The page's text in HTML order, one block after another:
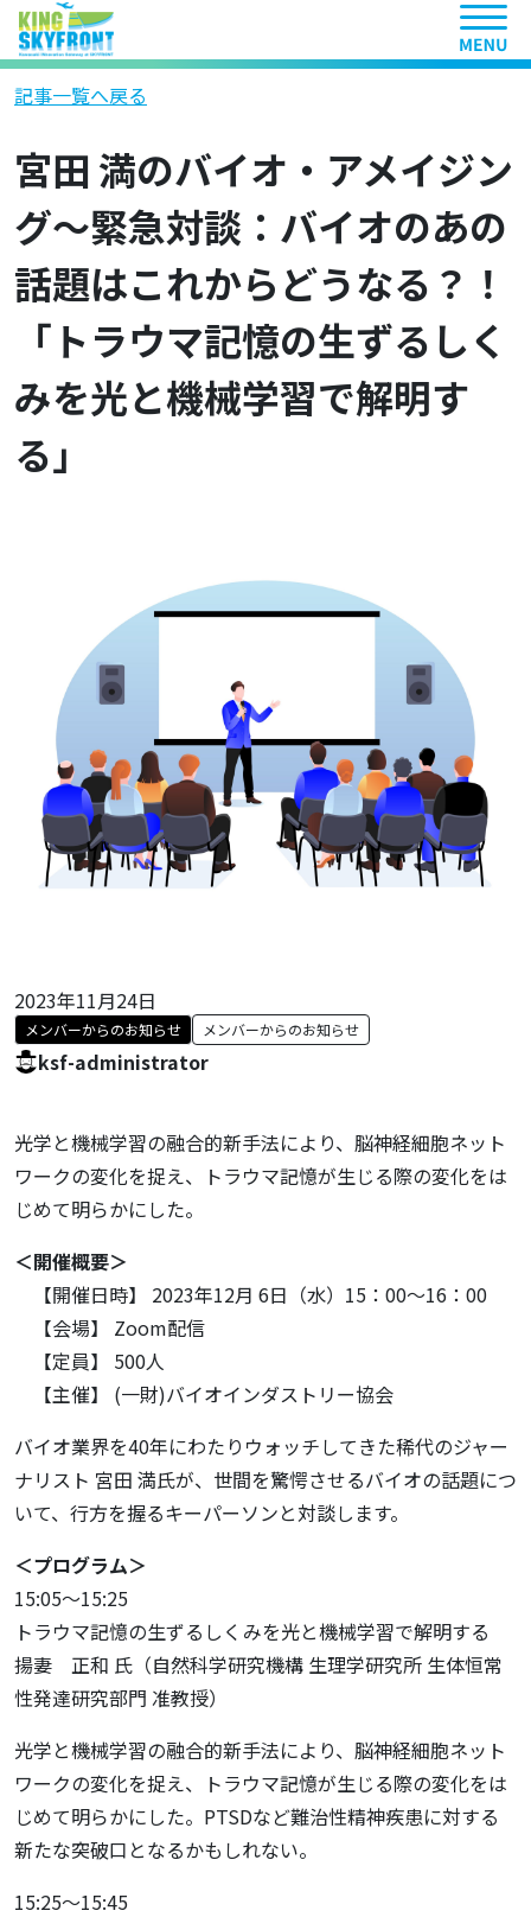
ヘッ
記事一覧へ戻る
宮田 満のバイオ・アメイジン
グ～緊急対談：バイオのあの
話題はこれからどうなる？！
「トラウマ記憶の生ずるしく
みを光と機械学習で解明す
る」
2023年11月24日
メンバーからのお知らせ メンバーからのお知らせ
ksf-administrator
光学と機械学習の融合的新手法により、脳神経細胞ネット
ワークの変化を捉え、トラウマ記憶が生じる際の変化をは
じめて明らかにした。
＜開催概要＞
【開催日時】 2023年12月 6日（水）15：00～16：00
【会場】 Zoom配信
【定員】 500人
【主催】 (一財)バイオインダストリー協会
バイオ業界を40年にわたりウォッチしてきた稀代のジャー
ナリスト 宮田 満氏が、世間を驚愕させるバイオの話題につ
いて、行方を握るキーパーソンと対談します。
＜プログラム＞
15:05～15:25
トラウマ記憶の生ずるしくみを光と機械学習で解明する
揚妻 正和 氏（自然科学研究機構 生理学研究所 生体恒常
性発達研究部門 准教授）
光学と機械学習の融合的新手法により、脳神経細胞ネット
ワークの変化を捉え、トラウマ記憶が生じる際の変化をは
じめて明らかにした。PTSDなど難治性精神疾患に対する
新たな突破口となるかもしれない。
15:25～15:45